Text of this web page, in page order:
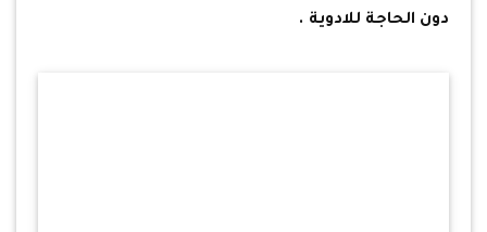
دون الحاجة للادوية .